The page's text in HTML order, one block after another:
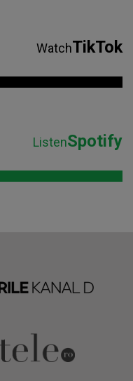
WatchTikTok
ListenSpotify